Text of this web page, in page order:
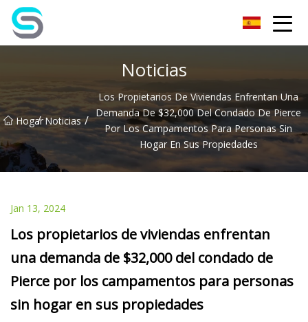
Noticias
Hogar
/ Noticias /
Los Propietarios De Viviendas Enfrentan Una
Demanda De $32,000 Del Condado De Pierce
Por Los Campamentos Para Personas Sin
Hogar En Sus Propiedades
Jan 13, 2024
Los propietarios de viviendas enfrentan
una demanda de $32,000 del condado de
Pierce por los campamentos para personas
sin hogar en sus propiedades